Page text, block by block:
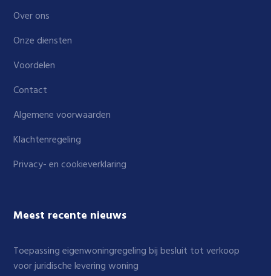
Over ons
Onze diensten
Voordelen
Contact
Algemene voorwaarden
Klachtenregeling
Privacy- en cookieverklaring
Meest recente nieuws
Toepassing eigenwoningregeling bij besluit tot verkoop
voor juridische levering woning